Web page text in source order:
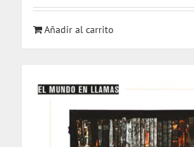
original
era:
actual
es:
Añadir al carrito